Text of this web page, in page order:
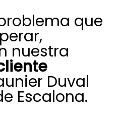
que
nuestra
Duval
Escalona.